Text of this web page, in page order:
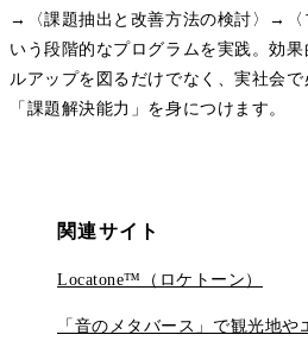
→〈課題抽出と改善方法の検討〉→
いう段階的なプログラムを実践。効
ルアップを図るだけでなく、実社会
「課題解決能力」を身につけます。
関連サイト
Locatone™（ロケトーン）
「音のメタバース」で観光地